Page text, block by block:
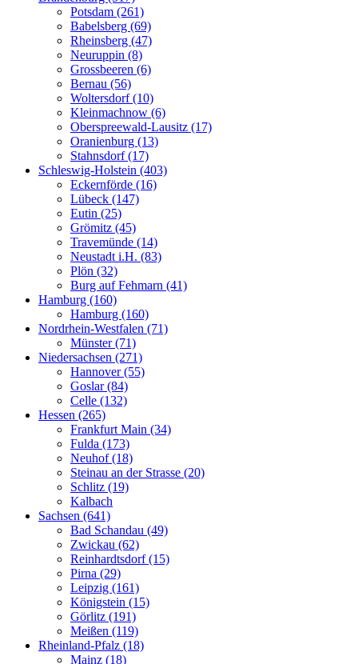
Potsdam (261)
Babelsberg (69)
Rheinsberg (47)
Neuruppin (8)
Grossbeeren (6)
Bernau (56)
Woltersdorf (10)
Kleinmachnow (6)
Oberspreewald-Lausitz (17)
Oranienburg (13)
Stahnsdorf (17)
Schleswig-Holstein (403)
Eckernförde (16)
Lübeck (147)
Eutin (25)
Grömitz (45)
Travemünde (14)
Neustadt i.H. (83)
Plön (32)
Burg auf Fehmarn (41)
Hamburg (160)
Hamburg (160)
Nordrhein-Westfalen (71)
Münster (71)
Niedersachsen (271)
Hannover (55)
Goslar (84)
Celle (132)
Hessen (265)
Frankfurt Main (34)
Fulda (173)
Neuhof (18)
Steinau an der Strasse (20)
Schlitz (19)
Kalbach
Sachsen (641)
Bad Schandau (49)
Zwickau (62)
Reinhardtsdorf (15)
Pirna (29)
Leipzig (161)
Königstein (15)
Görlitz (191)
Meißen (119)
Rheinland-Pfalz (18)
Mainz (18)